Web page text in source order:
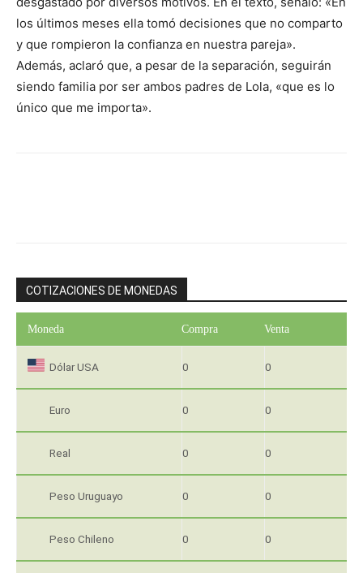
los últimos meses ella tomó decisiones que no comparto
y que rompieron la confianza en nuestra pareja».
Además, aclaró que, a pesar de la separación, seguirán
siendo familia por ser ambos padres de Lola, «que es lo
único que me importa».
COTIZACIONES DE MONEDAS
Moneda Compra Venta
Dólar USA 0 0
Euro 0 0
Real 0 0
Peso Uruguayo 0 0
Peso Chileno 0 0